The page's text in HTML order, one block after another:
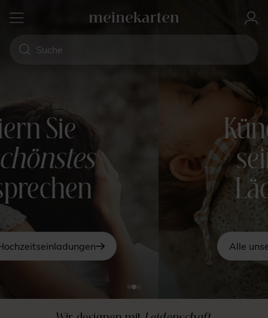
Kündigen Sie
sein erstes
Lächeln an
Alle unsere Geburtskarten